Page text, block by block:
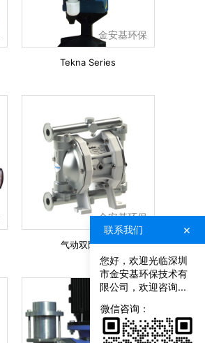
金安基环保
Tekna Series
金安基环保
气动双隔膜泵
我
们
联系我们 ×
您好，欢迎光临深圳
市金安基环保技术有
限公司，欢迎咨询...
微信咨询：